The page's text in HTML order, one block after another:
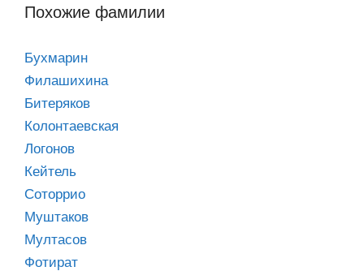
Похожие фамилии
Бухмарин
Филашихина
Битеряков
Колонтаевская
Логонов
Кейтель
Соторрио
Муштаков
Мултасов
Фотират